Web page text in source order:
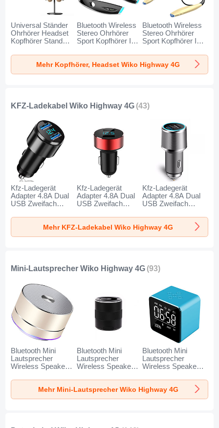
Universal Ständer
Ohrhörer Headset
Kopfhörer Stand
Highway 4G
Schwarz
Bluetooth Wireless
Stereo Ohrhörer
Sport Kopfhörer In
für Wiko Highway
4G Schwarz
Bluetooth Wireless
Stereo Ohrhörer
Sport Kopfhörer In
für Wiko Highway
4G Gold
Mehr Kopfhörer, Headset Wiko Highway 4G
KFZ-Ladekabel Wiko Highway 4G (43)
Kfz-Ladegerät
Adapter 4.8A Dual
USB Zweifach
Charge Universal
K10 für Wiko
Highway 4G
Kfz-Ladegerät
Adapter 4.8A Dual
USB Zweifach
Charge Universal
K07 für Wiko
Highway 4G Rot
Kfz-Ladegerät
Adapter 4.8A Dual
USB Zweifach
Charge Universal
K08 für Wiko
Highway 4G Silber
Mehr KFZ-Ladekabel Wiko Highway 4G
Mini-Lautsprecher Wiko Highway 4G (93)
Bluetooth Mini
Lautsprecher
Wireless Speaker
Wiko Highway 4G
Bluetooth Mini
Lautsprecher
Wireless Speaker
Wiko Highway 4G
Schwarz
Bluetooth Mini
Lautsprecher
Wireless Speaker
Wiko Highway 4G
Blau
Mehr Mini-Lautsprecher Wiko Highway 4G